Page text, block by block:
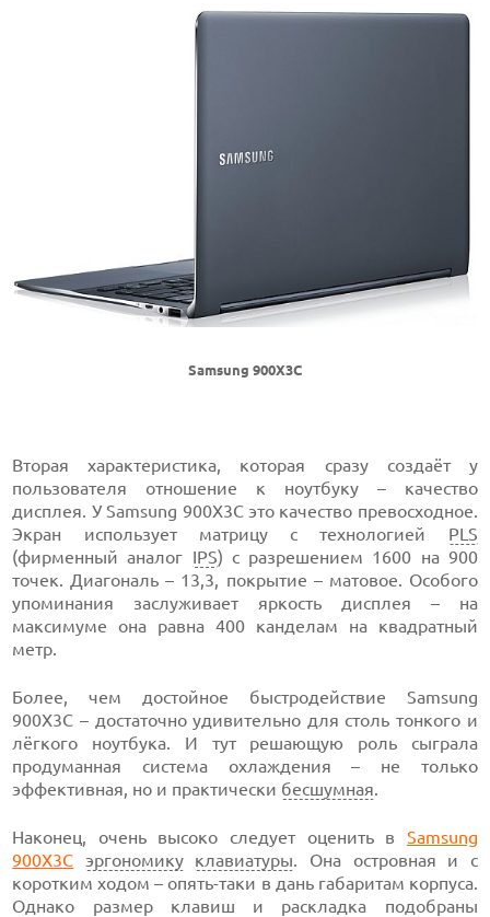
Samsung 900X3C
Вторая характеристика, которая сразу создаёт у
пользователя отношение к ноутбуку – качество
дисплея. У Samsung 900X3C это качество превосходное.
Экран использует матрицу с технологией PLS
(фирменный аналог IPS) с разрешением 1600 на 900
точек. Диагональ – 13,3, покрытие – матовое. Особого
упоминания заслуживает яркость дисплея – на
максимуме она равна 400 канделам на квадратный
метр.
Более, чем достойное быстродействие Samsung
900X3C – достаточно удивительно для столь тонкого и
лёгкого ноутбука. И тут решающую роль сыграла
продуманная система охлаждения – не только
эффективная, но и практически бесшумная.
Наконец, очень высоко следует оценить в Samsung
900X3C
эргономику клавиатуры. Она островная и с
коротким ходом – опять-таки в дань габаритам корпуса.
Однако размер клавиш и раскладка подобраны